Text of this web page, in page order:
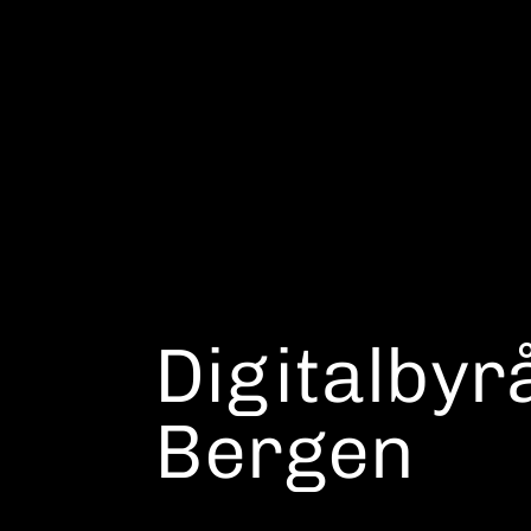
Bergen